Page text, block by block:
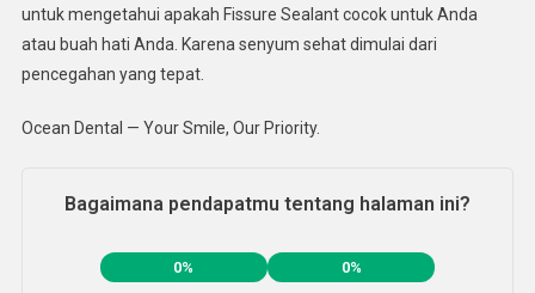
untuk mengetahui apakah Fissure Sealant cocok untuk Anda
atau buah hati Anda. Karena senyum sehat dimulai dari
pencegahan yang tepat.
Ocean Dental — Your Smile, Our Priority.
Bagaimana pendapatmu tentang halaman ini?
0% 0%